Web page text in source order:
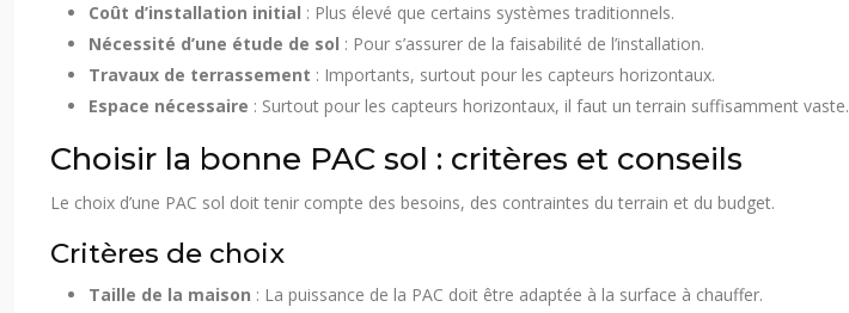
Coût d’installation initial : Plus élevé que certains systèmes traditionnels.
Nécessité d’une étude de sol : Pour s’assurer de la faisabilité de l’installation.
Travaux de terrassement : Importants, surtout pour les capteurs horizontaux.
Espace nécessaire : Surtout pour les capteurs horizontaux, il faut un terrain suffisamment vaste.
Choisir la bonne PAC sol : critères et conseils
Le choix d’une PAC sol doit tenir compte des besoins, des contraintes du terrain et du budget.
Critères de choix
Taille de la maison : La puissance de la PAC doit être adaptée à la surface à chauffer.